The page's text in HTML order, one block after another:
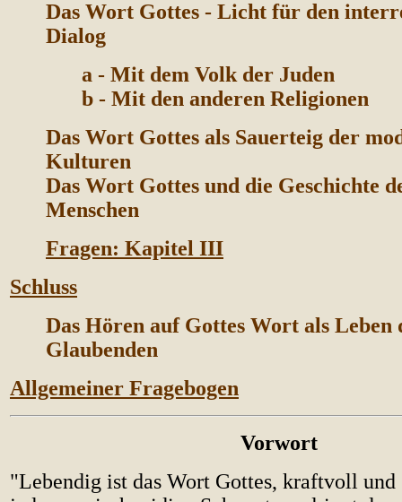
Das Wort Gottes - Licht für den
Dialog
a - Mit dem Volk der Juden
b - Mit den anderen Religionen
Das Wort Gottes als Sauerteig der
Kulturen
Das Wort Gottes und die Geschichte
Menschen
Fragen: Kapitel III
Schluss
Das Hören auf Gottes Wort als Leben
Glaubenden
Allgemeiner Fragebogen
Vorwort
"Lebendig ist das Wort Gottes, kraftvoll und